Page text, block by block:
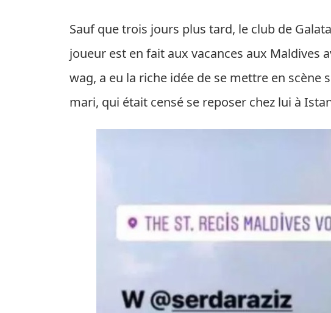
Sauf que trois jours plus tard, le club de
joueur est en fait aux vacances aux Maldives
wag, a eu la riche idée de se mettre en
mari, qui était censé se reposer chez lui à